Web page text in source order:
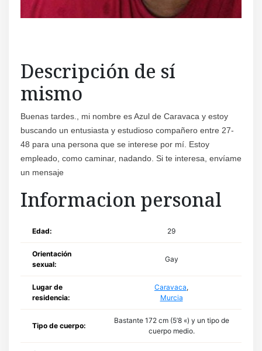
Descripción de sí
mismo
Buenas tardes., mi nombre es Azul de Caravaca y estoy
buscando un entusiasta y estudioso compañero entre 27-
48 para una persona que se interese por mí. Estoy
empleado, como caminar, nadando. Si te interesa, envíame
un mensaje
Informacion personal
Edad: 29
Orientación
sexual:
Gay
Lugar de
residencia:
Caravaca,
Murcia
Tipo de cuerpo:
Bastante 172 cm (5’8 «) y un tipo de
cuerpo medio.